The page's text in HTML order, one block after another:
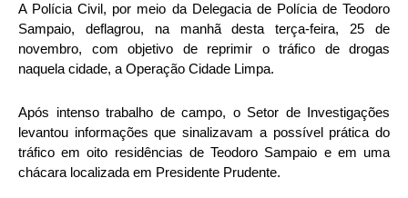
A Polícia Civil, por meio da Delegacia de Polícia de Teodoro
Sampaio, deflagrou, na manhã desta terça-feira, 25 de
novembro, com objetivo de reprimir o tráfico de drogas
naquela cidade, a Operação Cidade Limpa.
Após intenso trabalho de campo, o Setor de Investigações
levantou informações que sinalizavam a possível prática do
tráfico em oito residências de Teodoro Sampaio e em uma
chácara localizada em Presidente Prudente.